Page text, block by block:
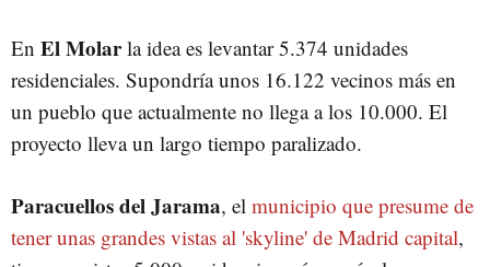
En El Molarla idea es levantar 5.374 unidades
residenciales. Supondría unos 16.122 vecinos más en
un pueblo que actualmente no llega a los 10.000. El
proyecto lleva un largo tiempo paralizado.
Paracuellos del Jarama, el municipio que presume de
tener unas grandes vistas al 'skyline' de Madrid capital,